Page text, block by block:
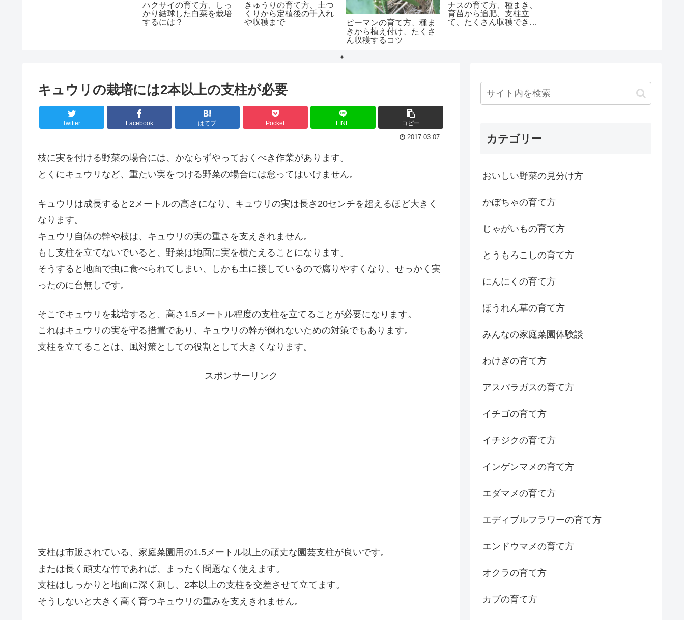
ハクサイの育て方、しっ
かり結球した白菜を栽培
するには？
きゅうりの育て方、土つ
くりから定植後の手入れ
や収穫まで
ピーマンの育て方、種ま
きから植え付け、たくさ
ん収穫するコツ
ナスの育て方、種まき、
育苗から追肥、支柱立
て、たくさん収穫できる
キュウリの栽培には2本以上の支柱が必要
Twitter Facebook はてブ Pocket LINE コピー
2017.03.07
枝に実を付ける野菜の場合には、かならずやっておくべき作業があります。
とくにキュウリなど、重たい実をつける野菜の場合には怠ってはいけません。
キュウリは成長すると2メートルの高さになり、キュウリの実は長さ20センチを超えるほど大きく
なります。
キュウリ自体の幹や枝は、キュウリの実の重さを支えきれません。
もし支柱を立てないでいると、野菜は地面に実を横たえることになります。
そうすると地面で虫に食べられてしまい、しかも土に接しているので腐りやすくなり、せっかく実
ったのに台無しです。
そこでキュウリを栽培すると、高さ1.5メートル程度の支柱を立てることが必要になります。
これはキュウリの実を守る措置であり、キュウリの幹が倒れないための対策でもあります。
支柱を立てることは、風対策としての役割として大きくなります。
スポンサーリンク
支柱は市販されている、家庭菜園用の1.5メートル以上の頑丈な園芸支柱が良いです。
または長く頑丈な竹であれば、まったく問題なく使えます。
支柱はしっかりと地面に深く刺し、2本以上の支柱を交差させて立てます。
そうしないと大きく高く育つキュウリの重みを支えきれません。
カテゴリー
おいしい野菜の見分け方
かぼちゃの育て方
じゃがいもの育て方
とうもろこしの育て方
にんにくの育て方
ほうれん草の育て方
みんなの家庭菜園体験談
わけぎの育て方
アスパラガスの育て方
イチゴの育て方
イチジクの育て方
インゲンマメの育て方
エダマメの育て方
エディブルフラワーの育て方
エンドウマメの育て方
オクラの育て方
カブの育て方